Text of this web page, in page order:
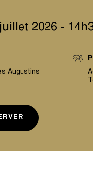
2026 -
Augustins